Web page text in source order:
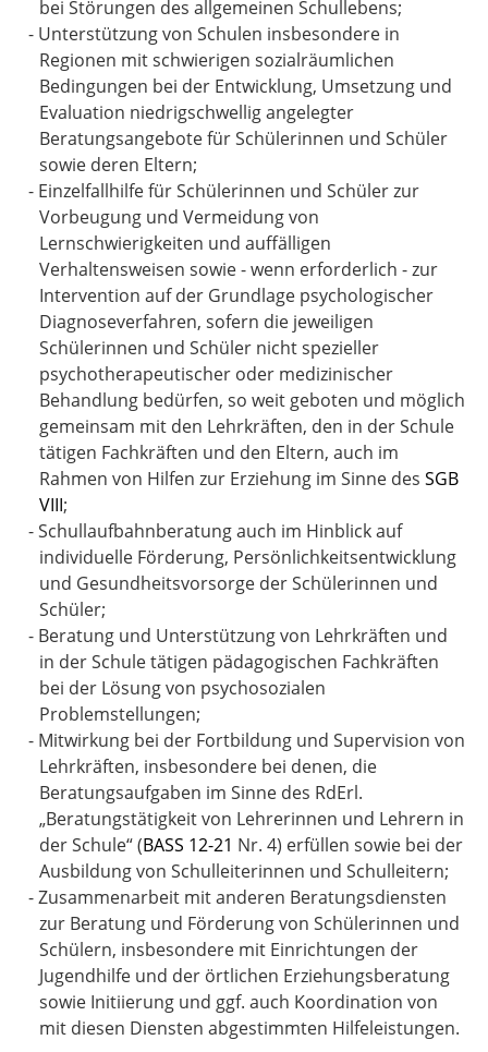
bei Störungen des allgemeinen Schullebens;
- Unterstützung von Schulen insbesondere in
Regionen mit schwierigen sozialräumlichen
Bedingungen bei der Entwicklung, Umsetzung und
Evaluation niedrigschwellig angelegter
Beratungsangebote für Schülerinnen und Schüler
sowie deren Eltern;
- Einzelfallhilfe für Schülerinnen und Schüler zur
Vorbeugung und Vermeidung von
Lernschwierigkeiten und auffälligen
Verhaltensweisen sowie - wenn erforderlich - zur
Intervention auf der Grundlage psychologischer
Diagnoseverfahren, sofern die jeweiligen
Schülerinnen und Schüler nicht spezieller
psychotherapeutischer oder medizinischer
Behandlung bedürfen, so weit geboten und möglich
gemeinsam mit den Lehrkräften, den in der Schule
tätigen Fachkräften und den Eltern, auch im
Rahmen von Hilfen zur Erziehung im Sinne des SGB
VIII;
-Schullaufbahnberatung auch im Hinblick auf
individuelle Förderung, Persönlichkeitsentwicklung
und Gesundheitsvorsorge der Schülerinnen und
Schüler;
- Beratung und Unterstützung von Lehrkräften und
in der Schule tätigen pädagogischen Fachkräften
bei der Lösung von psychosozialen
Problemstellungen;
- Mitwirkung bei der Fortbildung und Supervision von
Lehrkräften, insbesondere bei denen, die
Beratungsaufgaben im Sinne des RdErl.
„Beratungstätigkeit von Lehrerinnen und Lehrern in
der Schule“ (BASS 12-21 Nr. 4) erfüllen sowie bei der
Ausbildung von Schulleiterinnen und Schulleitern;
-Zusammenarbeit mit anderen Beratungsdiensten
zur Beratung und Förderung von Schülerinnen und
Schülern, insbesondere mit Einrichtungen der
Jugendhilfe und der örtlichen Erziehungsberatung
sowie Initiierung und ggf. auch Koordination von
mit diesen Diensten abgestimmten Hilfeleistungen.